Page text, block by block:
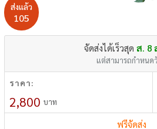
ส่งแล้ว
105
จัดส่งได้เร็วสุด ส. 8
แต่สามารถกำหนด
ราคา:
2,800 บาท
ฟรีจัดส่ง